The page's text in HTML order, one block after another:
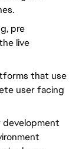
pre
live
that use
user facing